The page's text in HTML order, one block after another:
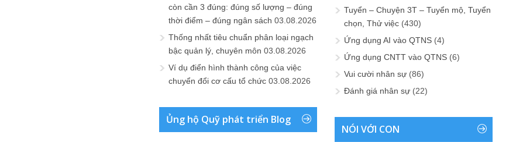
còn cần 3 đúng: đúng số lượng – đúng
thời điểm – đúng ngân sách 03.08.2026
Thống nhất tiêu chuẩn phân loại ngạch
bậc quản lý, chuyên môn 03.08.2026
Ví dụ điển hình thành công của việc
chuyển đổi cơ cấu tổ chức 03.08.2026
Ủng hộ Quỹ phát triển Blog
Tuyển – Chuyện 3T – Tuyển mộ, Tuyển
chọn, Thử việc (430)
Ứng dụng AI vào QTNS (4)
Ứng dụng CNTT vào QTNS (6)
Vui cười nhân sự (86)
Đánh giá nhân sự (22)
NÓI VỚI CON